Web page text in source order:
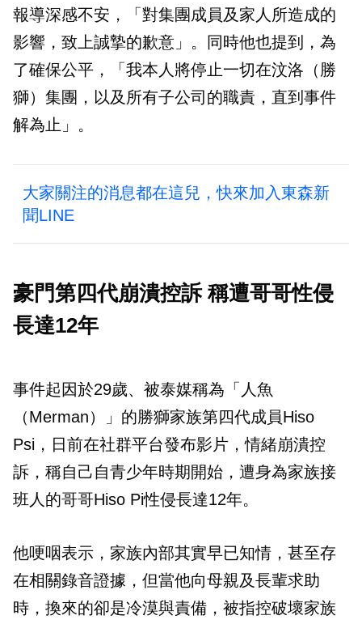
報導深感不安，「對集團成員及家人所造成的
影響，致上誠摯的歉意」。同時他也提到，為
了確保公平，「我本人將停止一切在汶洛（勝
獅）集團，以及所有子公司的職責，直到事件
解為止」。
大家關注的消息都在這兒，快來加入東森新
聞LINE
豪門第四代崩潰控訴 稱遭哥哥性侵
長達12年
事件起因於29歲、被泰媒稱為「人魚
（Merman）」的勝獅家族第四代成員Hiso
Psi，日前在社群平台發布影片，情緒崩潰控
訴，稱自己自青少年時期開始，遭身為家族接
班人的哥哥Hiso Pi性侵長達12年。
他哽咽表示，家族內部其實早已知情，甚至存
在相關錄音證據，但當他向母親及長輩求助
時，換來的卻是冷漠與責備，被指控破壞家族